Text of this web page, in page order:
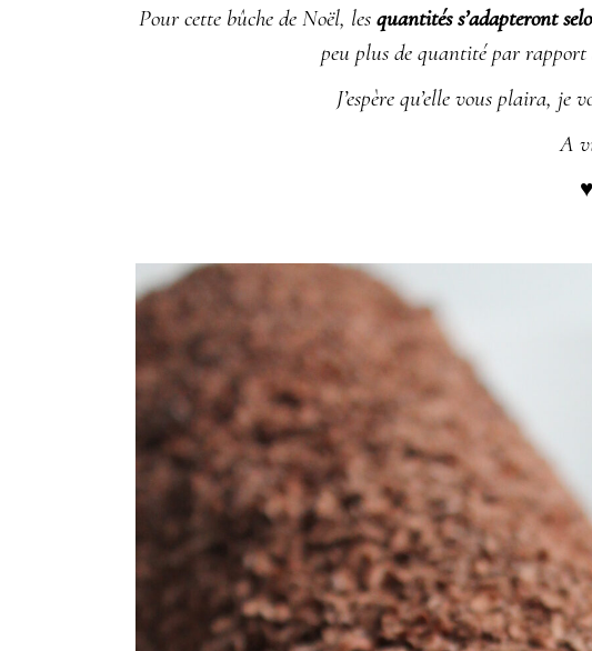
Pour cette bûche de Noël, lesquantités s’adapteront
peu plus de quantité par
J’espère qu’elle vous plaira, je
A
♥